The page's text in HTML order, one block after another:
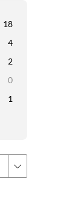
18
4
2
0
1